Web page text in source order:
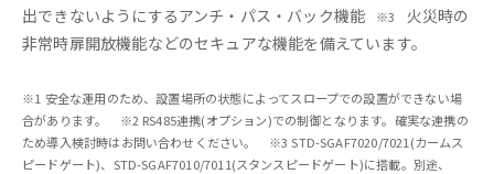
出できないようにするアンチ・パス・バック機能
※3
火災時の
非常時扉開放機能などのセキュアな機能を備えています。
※1 安全な運用のため、設置場所の状態によってスロープでの設置ができない場
合があります。 ※2 RS485連携(オプション)での制御となります。確実な連携の
ため導入検討時はお問い合わせください。 ※3 STD-SGAF7020/7021(カームス
ピードゲート)、STD-SGAF7010/7011(スタンスピードゲート)に搭載。別途、